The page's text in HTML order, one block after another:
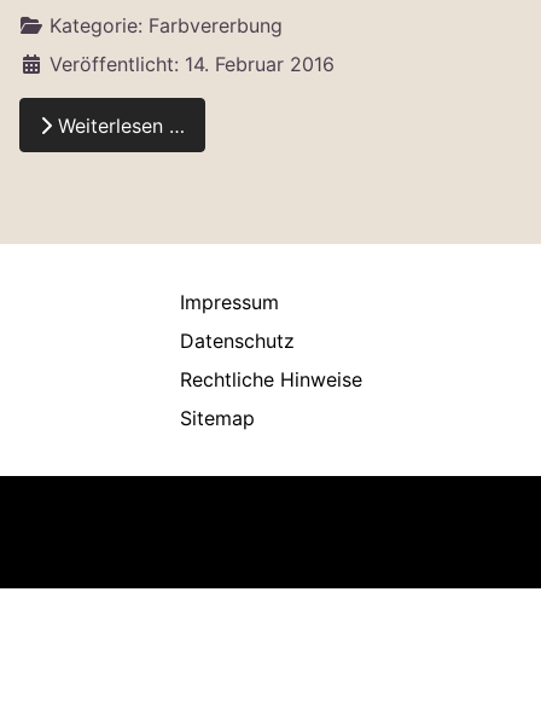
Kategorie: Farbvererbung
Veröffentlicht: 14. Februar 2016
Weiterlesen …
Impressum
Datenschutz
Rechtliche Hinweise
Sitemap